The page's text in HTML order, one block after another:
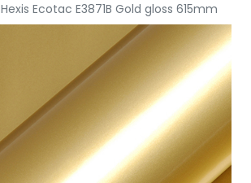
Hexis Ecotac E3871B Gold gloss 615mm